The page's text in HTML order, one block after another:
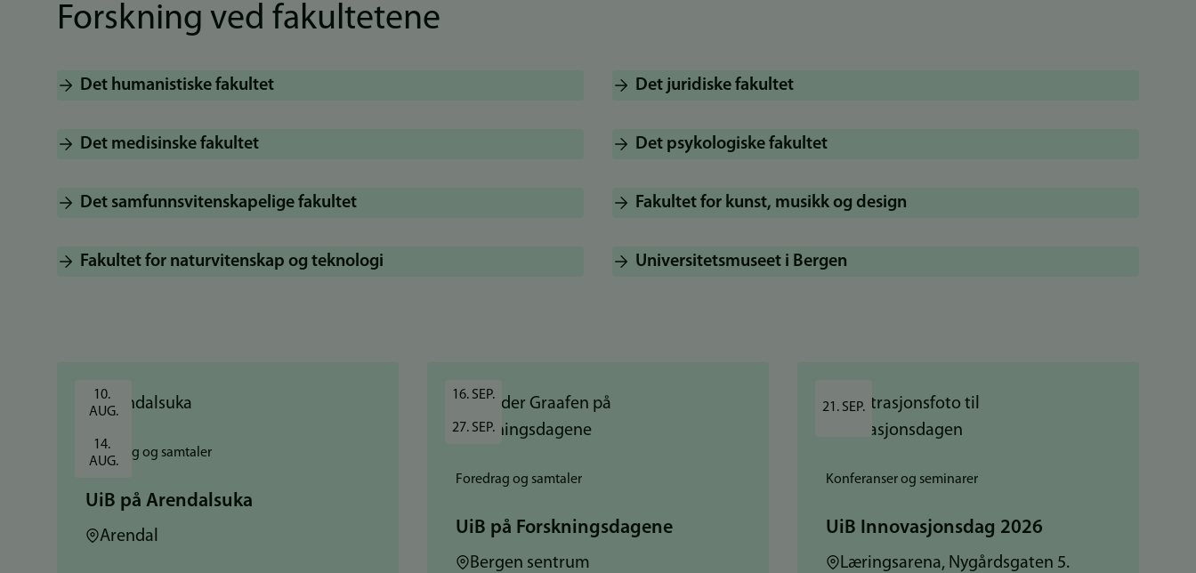
Forskning ved fakultetene
Det humanistiske fakultet Det juridiske fakultet
Det medisinske fakultet Det psykologiske fakultet
Det samfunnsvitenskapelige fakultet Fakultet for kunst, musikk og design
Fakultet for naturvitenskap og teknologi Universitetsmuseet i Bergen
10.
AUG.
14.
AUG.
Foredrag og samtaler
UiB på Arendalsuka
Sted:
Arendal
16. SEP.
27. SEP.
Foredrag og samtaler
UiB på Forskningsdagene
Sted:Bergen sentrum
21. SEP.
Konferanser og seminarer
UiB Innovasjonsdag 2026
Sted:Læringsarena, Nygårdsgaten 5.